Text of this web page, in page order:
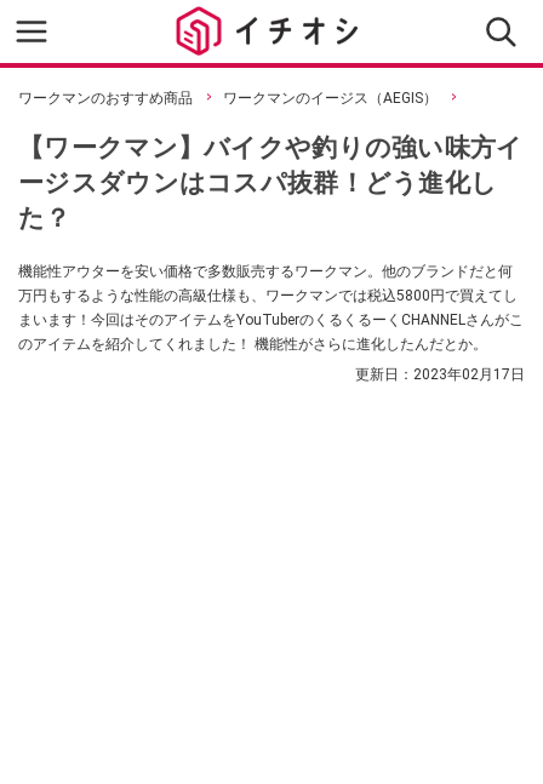
ワークマンのおすすめ商品 ワークマンのイージス（AEGIS）
【ワークマン】バイクや釣りの強い味方イ
ージスダウンはコスパ抜群！どう進化し
た？
機能性アウターを安い価格で多数販売するワークマン。他のブランドだと何
万円もするような性能の高級仕様も、ワークマンでは税込5800円で買えてし
まいます！今回はそのアイテムをYouTuberのくるくるーくCHANNELさんがこ
のアイテムを紹介してくれました！ 機能性がさらに進化したんだとか。
更新日： 2023年02月17日